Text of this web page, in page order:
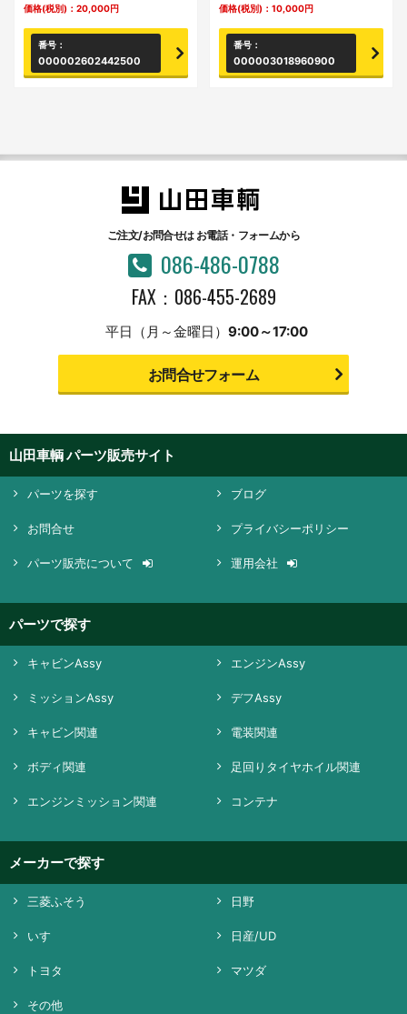
価格(税別)： 20,000円
番号：
000002602442500
価格(税別)：10,000円
番号：
000003018960900
ご注文/お問合せはお電話・フォームから
086-486-0788
FAX：086-455-2689
平日（月～金曜日） 9:00～17:00
お問合せフォーム
山田車輌 パーツ販売サイト
パーツを探す ブログ
お問合せ プライバシーポリシー
パーツ販売について 運用会社
パーツで探す
キャビンAssy エンジンAssy
ミッションAssy デフAssy
キャビン関連 電装関連
ボディ関連 足回りタイヤホイル関連
エンジンミッション関連 コンテナ
メーカーで探す
三菱ふそう 日野
いすゞ 日産/UD
トヨタ マツダ
その他